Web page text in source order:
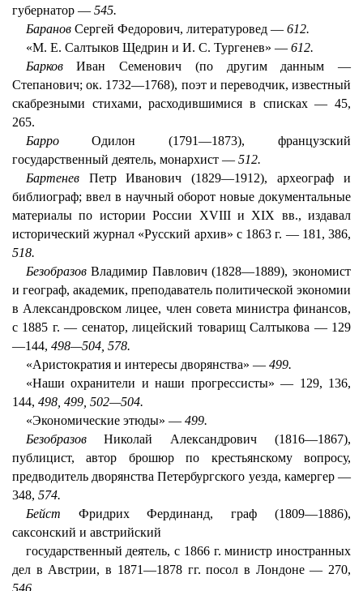
губернатор — 545.
Баранов Сергей Федорович, литературовед — 612.
«M. E. Салтыков Щедрин и И. С. Тургенев» — 612.
БарковИван Семенович (по другим данным —
Степанович; ок. 1732—1768), поэт и переводчик, известный
скабрезными стихами, расходившимися в списках — 45,
265.
БарроОдилон (1791—1873), французский
государственный деятель, монархист — 512.
Бартенев Петр Иванович (1829—1912), археограф и
библиограф; ввел в научный оборот новые документальные
материалы по истории России XVIII и XIX вв., издавал
исторический журнал «Русский архив» с 1863 г. — 181, 386,
518.
БезобразовВладимир Павлович (1828—1889), экономист
и географ, академик, преподаватель политической экономии
в Александровском лицее, член совета министра финансов,
с 1885 г. — сенатор, лицейский товарищ Салтыкова — 129
—144, 498—504, 578.
«Аристократия и интересы дворянства» — 499.
«Наши охранители и наши прогрессисты» — 129, 136,
144, 498, 499, 502—504.
«Экономические этюды» — 499.
БезобразовНиколай Александрович (1816—1867),
публицист, автор брошюр по крестьянскому вопросу,
предводитель дворянства Петербургского уезда, камергер —
348, 574.
Бейст Фридрих Фердинанд, граф (1809—1886),
саксонский и австрийский
государственный деятель, с 1866 г. министр иностранных
дел в Австрии, в 1871—1878 гг. посол в Лондоне — 270,
546.